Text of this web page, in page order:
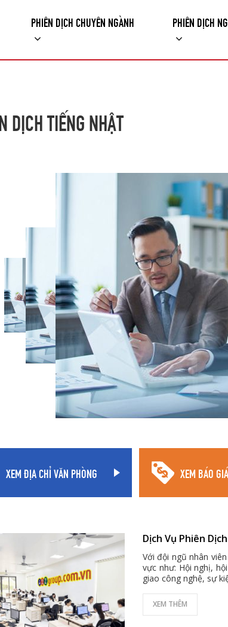
PHIÊN DỊCH CHUYÊN NGÀNH PHIÊN DỊCH
DỊCH TIẾNG NHẬT
XEM ĐỊA CHỈ VĂN PHÒNG XEM BÁO GIÁ
Dịch Vụ Phiên
Với đội ngũ nhân
vực như: Hội nghị,
giao công nghệ, sự
XEM THÊM